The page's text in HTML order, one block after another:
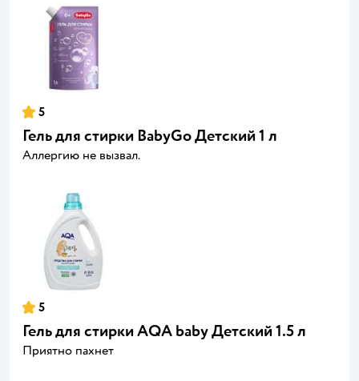
5
Гель для стирки BabyGo Детский 1 л
Аллергию не вызвал.
5
Гель для стирки AQA baby Детский 1.5 л
Приятно пахнет